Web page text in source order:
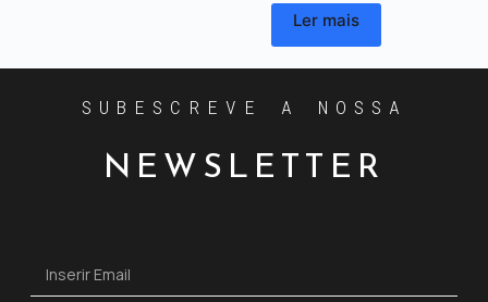
Ler mais
SUBESCREVE A NOSSA
NEWSLETTER